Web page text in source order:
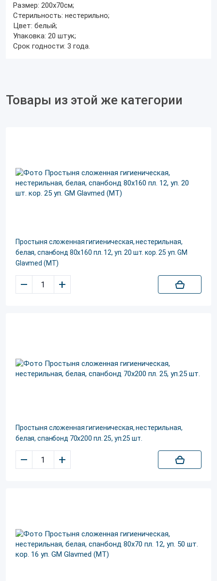
Размер: 200х70см;
Стерильность: нестерильно;
Цвет: белый;
Упаковка: 20 штук;
Срок годности: 3 года.
Товары из этой же категории
Простыня сложенная гигиеническая, нестерильная,
белая, спанбонд 80х160 пл. 12, уп. 20 шт. кор. 25 уп. GM
Glavmed (МТ)
– +
Простыня сложенная гигиеническая, нестерильная,
белая, спанбонд 70х200 пл. 25, уп.25 шт.
– +